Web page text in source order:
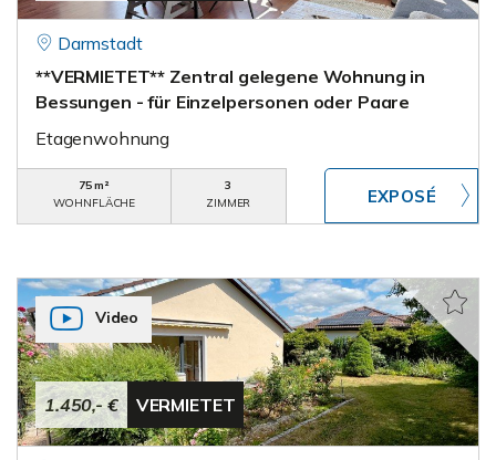
Darmstadt
**VERMIETET** Zentral gelegene Wohnung in
Bessungen - für Einzelpersonen oder Paare
Etagenwohnung
75 m²
WOHNFLÄCHE
3
ZIMMER
1.450,- € VERMIETET
Video